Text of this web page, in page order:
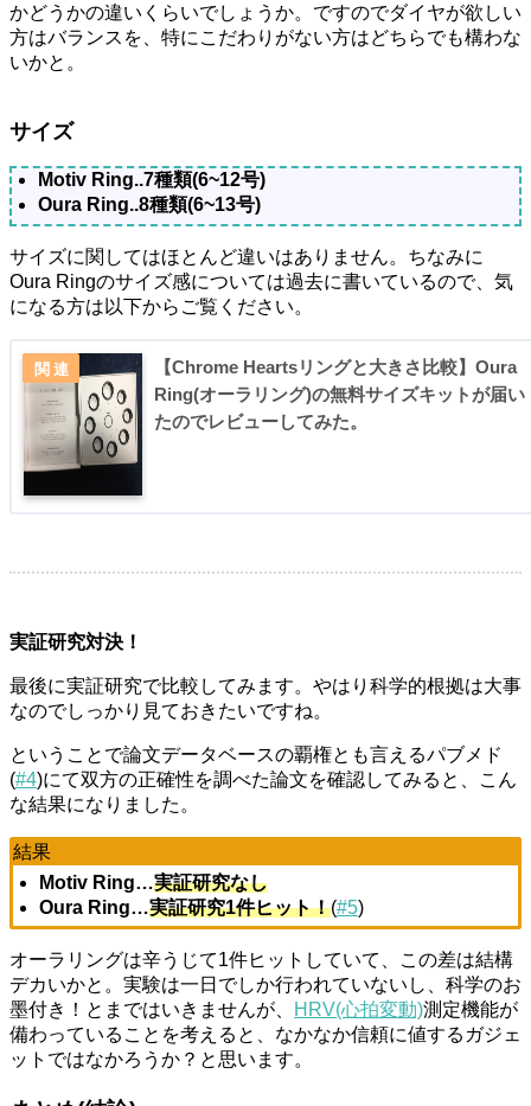
かどうかの違いくらいでしょうか。ですのでダイヤが欲しい
方はバランスを、特にこだわりがない方はどちらでも構わな
いかと。
サイズ
Motiv Ring..7種類(6~12号)
Oura Ring..8種類(6~13号)
サイズに関してはほとんど違いはありません。ちなみに
Oura Ringのサイズ感については過去に書いているので、気
になる方は以下からご覧ください。
【Chrome Heartsリングと大きさ比較】Oura
Ring(オーラリング)の無料サイズキットが届い
たのでレビューしてみた。
実証研究対決！
最後に実証研究で比較してみます。やはり科学的根拠は大事
なのでしっかり見ておきたいですね。
ということで論文データベースの覇権とも言えるパブメド
(#4)にて双方の正確性を調べた論文を確認してみると、こん
な結果になりました。
結果
Motiv Ring…実証研究なし
Oura Ring…実証研究1件ヒット！(#5)
オーラリングは辛うじて1件ヒットしていて、この差は結構
デカいかと。実験は一日でしか行われていないし、科学のお
墨付き！とまではいきませんが、
HRV(心拍変動)測定機能が
備わっていることを考えると、なかなか信頼に値するガジェ
ットではなかろうか？と思います。